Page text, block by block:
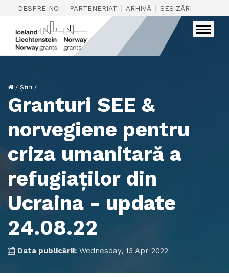
DESPRE NOI | PARTENERIAT | ARHIVĂ | SESIZĂRI |
/ Știri /
Granturi SEE &
norvegiene pentru
criza umanitară a
refugiaților din
Ucraina - update
24.08.22
Data publicării: Wednesday, 13 Apr 2022